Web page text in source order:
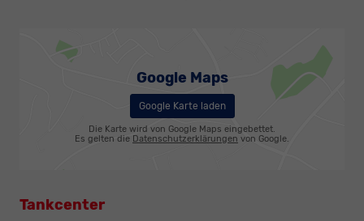
Google Maps
Google Karte laden
Die Karte wird von Google Maps eingebettet.
Es gelten die Datenschutzerklärungen von Google.
Tankcenter